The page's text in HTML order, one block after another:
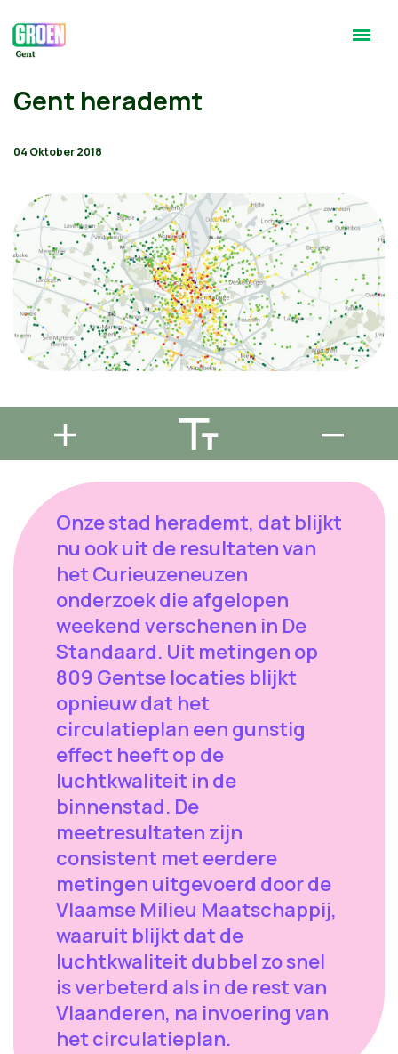
Gent herademt
04 Oktober 2018
Onze stad herademt, dat blijkt
nu ook uit de resultaten van
het Curieuzeneuzen
onderzoek die afgelopen
weekend verschenen in De
Standaard. Uit metingen op
809 Gentse locaties blijkt
opnieuw dat het
circulatieplan een gunstig
effect heeft op de
luchtkwaliteit in de
binnenstad. De
meetresultaten zijn
consistent met eerdere
metingen uitgevoerd door de
Vlaamse Milieu Maatschappij,
waaruit blijkt dat de
luchtkwaliteit dubbel zo snel
is verbeterd als in de rest van
Vlaanderen, na invoering van
het circulatieplan.